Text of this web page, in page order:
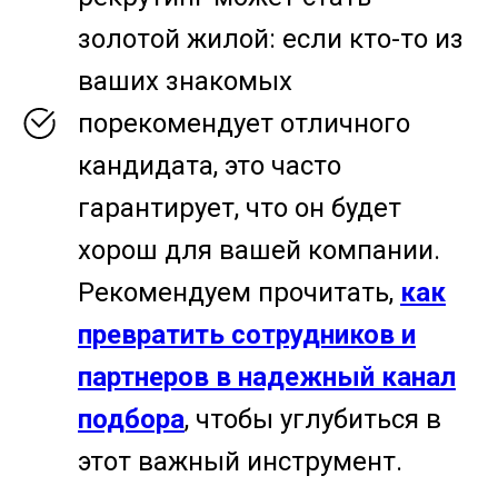
золотой жилой: если кто-то из
ваших знакомых
порекомендует отличного
кандидата, это часто
гарантирует, что он будет
хорош для вашей компании.
Рекомендуем прочитать, как
превратить сотрудников и
партнеров в надежный канал
подбора, чтобы углубиться в
этот важный инструмент.